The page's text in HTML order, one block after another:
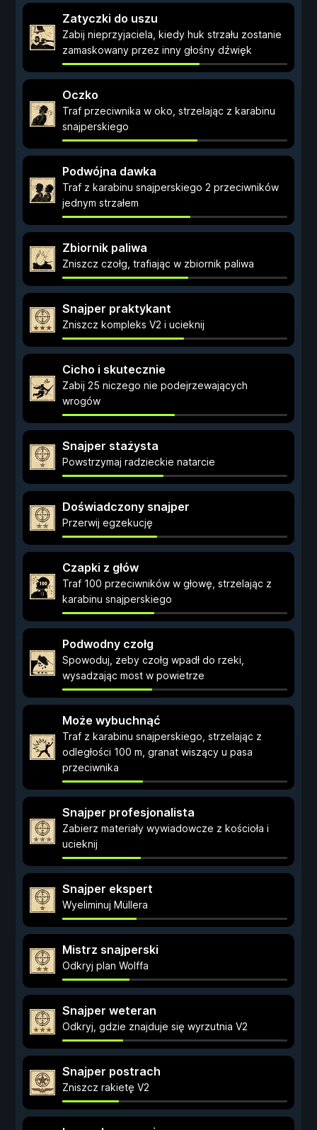
Zatyczki do uszu
Zabij nieprzyjaciela, kiedy huk strzału zostanie
zamaskowany przez inny głośny dźwięk
Oczko
Traf przeciwnika w oko, strzelając z karabinu
snajperskiego
Podwójna dawka
Traf z karabinu snajperskiego 2 przeciwników
jednym strzałem
Zbiornik paliwa
Zniszcz czołg, trafiając w zbiornik paliwa
Snajper praktykant
Zniszcz kompleks V2 i ucieknij
Cicho i skutecznie
Zabij 25 niczego nie podejrzewających
wrogów
Snajper stażysta
Powstrzymaj radzieckie natarcie
Doświadczony snajper
Przerwij egzekucję
Czapki z głów
Traf 100 przeciwników w głowę, strzelając z
karabinu snajperskiego
Podwodny czołg
Spowoduj, żeby czołg wpadł do rzeki,
wysadzając most w powietrze
Może wybuchnąć
Traf z karabinu snajperskiego, strzelając z
odległości 100 m, granat wiszący u pasa
przeciwnika
Snajper profesjonalista
Zabierz materiały wywiadowcze z kościoła i
ucieknij
Snajper ekspert
Wyeliminuj Müllera
Mistrz snajperski
Odkryj plan Wolffa
Snajper weteran
Odkryj, gdzie znajduje się wyrzutnia V2
Snajper postrach
Zniszcz rakietę V2